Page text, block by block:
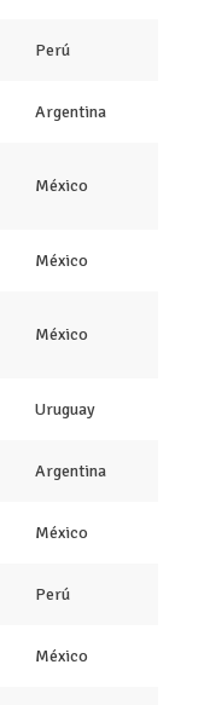
Perú
Argentina
México
México
México
Uruguay
Argentina
México
Perú
México